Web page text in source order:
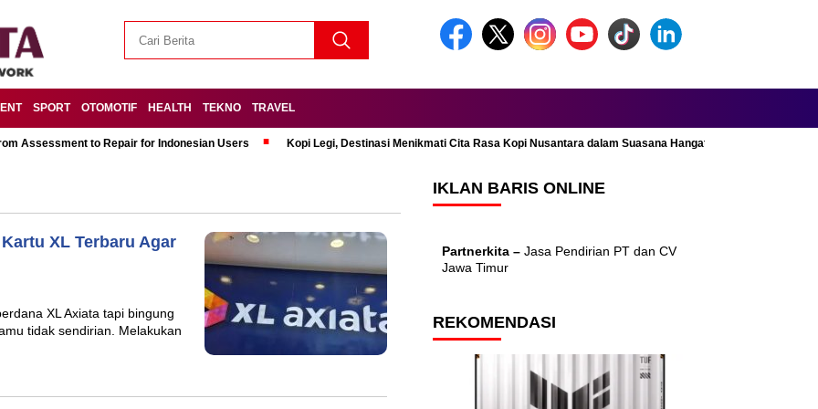
SPORT OTOMOTIF HEALTH TEKNO TRAVEL
Assessment to Repair for Indonesian Users Kopi Legi, Destinasi Menikmati Cita Rasa Kopi Nusantara dalam Suasana Hangat dan Nyaman
XL Terbaru Agar
XL Axiata tapi bingung
tidak sendirian. Melakukan
IKLAN BARIS ONLINE
Partnerkita – Jasa Pendirian PT dan CV
Jawa Timur
REKOMENDASI